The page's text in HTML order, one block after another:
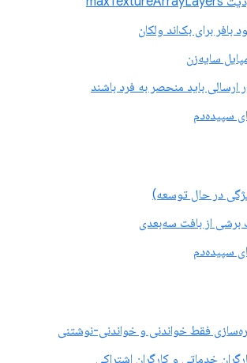
بافر برای بک‌اند ولکان
سایه‌زن
ارسالی باید منحصر به فرد باشند
سپیده‌دم
در حال توسعه)
برشی از بافت سه‌بعدی
سپیده‌دم
فقط خواندنی و خواندنی-نوشتنی
خدماتی و کارگران اشتراکی